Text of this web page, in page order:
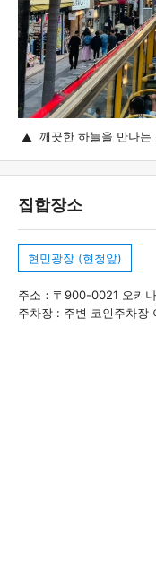
깨끗한 하늘을 만나는
집합장소
현민광장 (현청앞)
주소：〒900-0021 오키
주차장 : 주변 코인주차장